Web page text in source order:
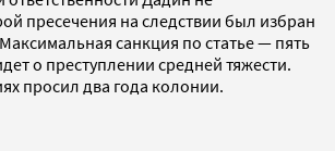
пресечения на следствии был избран
санкция по статье — пять
о преступлении средней тяжести.
просил два года колонии.